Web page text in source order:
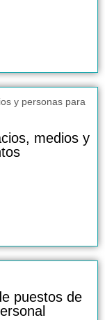
medios y
puestos de